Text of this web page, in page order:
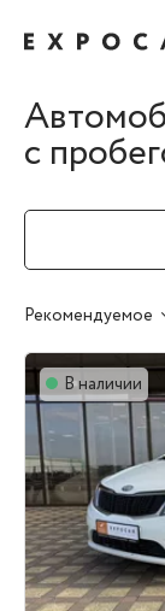
с
Рекомендуемое
В наличии